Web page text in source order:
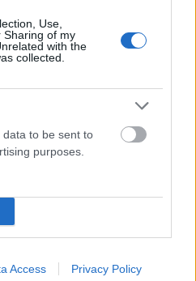
Use,
Sharing of my
with the
collected.
to be sent to
purposes.
Access Privacy Policy
Drone με εκρηκτικό